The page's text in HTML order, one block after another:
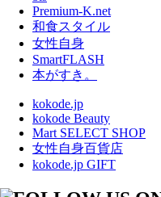
Premium-K.net
和食スタイル
女性自身
SmartFLASH
本がすき。
kokode.jp
kokode Beauty
Mart SELECT SHOP
女性自身百貨店
kokode.jp GIFT